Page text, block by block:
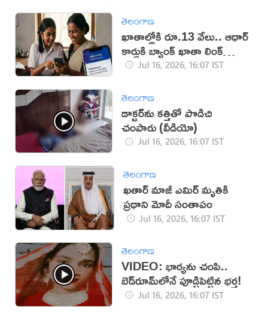
తెలంగాణ
ఖాతాల్లోకి రూ.13 వేలు.. ఆధార్
కార్డుకి బ్యాంక్ ఖాతా లింక్
తప్పనిసరి!
Jul 16, 2026, 16:07 IST
తెలంగాణ
డాక్టర్‌ను కత్తితో పొడిచి
చంపారు (వీడియో)
Jul 16, 2026, 16:07 IST
తెలంగాణ
ఖతార్ మాజీ ఎమిర్ మృతికి
ప్రధాని మోదీ సంతాపం
Jul 16, 2026, 16:07 IST
తెలంగాణ
VIDEO: భార్యను చంపి..
బెడ్‌రూమ్‌లోనే పూడ్చిపెట్టిన భర్త!
Jul 16, 2026, 16:07 IST